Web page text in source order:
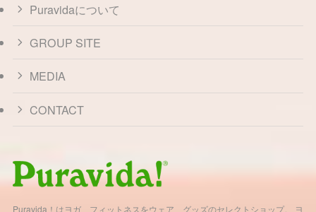
Puravidaについて
GROUP SITE
MEDIA
CONTACT
Puravida！はヨガ、フィットネスをウェア、グッズのセレクトショップ。 ヨ